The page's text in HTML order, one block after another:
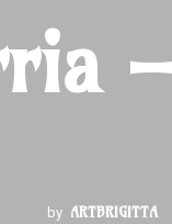
by ARTBRIGITTA